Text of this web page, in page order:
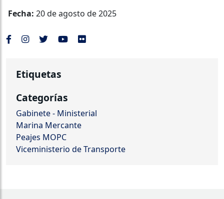
Fecha: 20 de agosto de 2025
Etiquetas
Categorías
Gabinete - Ministerial
Marina Mercante
Peajes MOPC
Viceministerio de Transporte